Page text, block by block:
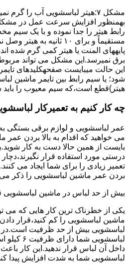
مشکل ۷:ﻫﯿﺘﺮ لباسشویی آب را ﮔﺮم
بهمنظور اﻓﺰاﯾﺶ ﺳﺮﻋﺖ ﻋﻤﻞ در
مستقیماً و برای ۱۰ ﺛﺎﻧﯿﻪ
پایههای اﻟﻤﻨﺖ یا هیتر کمی ﮔﺮم ﺷﺪه
ﺑﺮق نمیرسد.اﯾﻦ ﻣﺸﮑﻞ می تواند مربوط
این حالت میبایست صفحهکلیدهای
شود؛ ﯾﺎ ﺳﯿﻢ راﺑﻂ ﺑﯿﻦ ﺗﺎﯾﻤﺮ ماشین
ﻫﯿﺘﺮ)ﻗﻄﻊ اﺳﺖ،ﮐﻪ ﺳﯿﻢ ﻣﻌﯿﻮب را ﺑﺎﯾﺪ
چه کار کنیم به تعمیرکار
عمر لباسشویی و لوازم برقی بستگی به
می خواهید که اقدام به بالا بردن عمر
بایست از همین حالا دست به کار
درستی مورد استفاده قرار
بردن عمر ماشین لباسشویی را ذکر
بیش از حد لباس در ماشین لباسشویی
یکی از خطرناک ترین کار هایی که می
ماشین لباسشویی را کم کنید،قرار
لباسشویی بیش از حد ظرفیت
داخل آن لباس قرار ندهید.این کار
لباسشویی شما به شدت افزایش پیدا